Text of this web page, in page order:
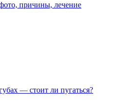
причины, лечение
— стоит ли пугаться?